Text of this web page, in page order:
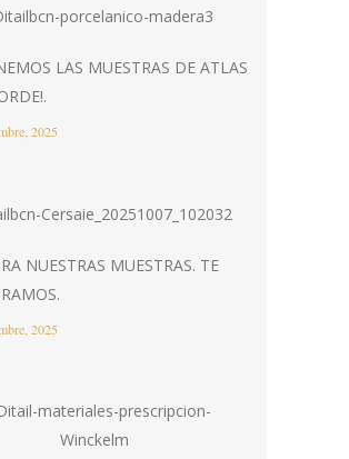
LAS MUESTRAS DE ATLAS
2025
NUESTRAS MUESTRAS. TE
2025